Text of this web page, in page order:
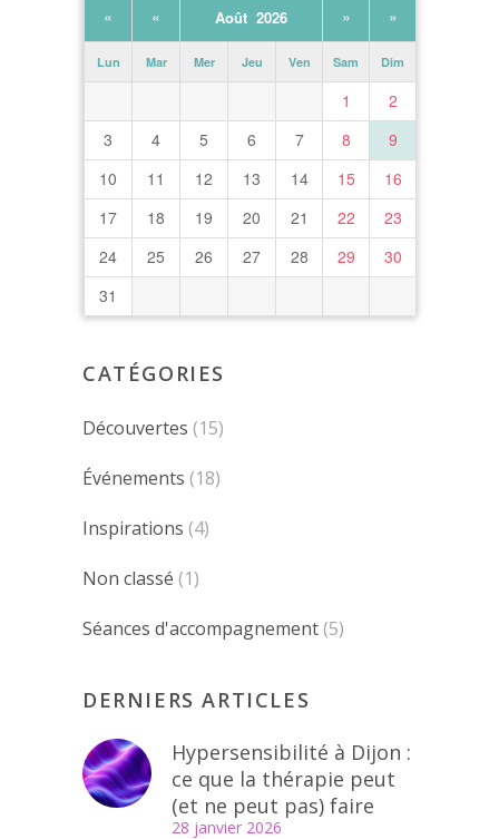
« « Août 2026 » »
Lun Mar Mer Jeu Ven Sam Dim
1
2
3
4 5 6 7 8
9
10
11 12 13 14 15
16
17
18 19 20 21 22
23
24
25 26 27 28 29
30
31
CATÉGORIES
Découvertes (15)
Événements (18)
Inspirations (4)
Non classé (1)
Séances d'accompagnement (5)
DERNIERS ARTICLES
Hypersensibilité à Dijon :
ce que la thérapie peut
(et ne peut pas) faire
28 janvier 2026